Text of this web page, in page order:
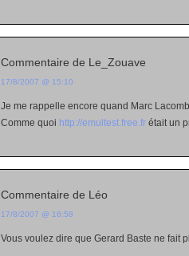
Commentaire de Le_Zouave
17/8/2007 @ 15:10
Je me rappelle encore quand Marc
Comme quoi http://emultest.free.fr était un
Commentaire de Léo
17/8/2007 @ 16:58
Vous voulez dire que Gerard Baste ne fait